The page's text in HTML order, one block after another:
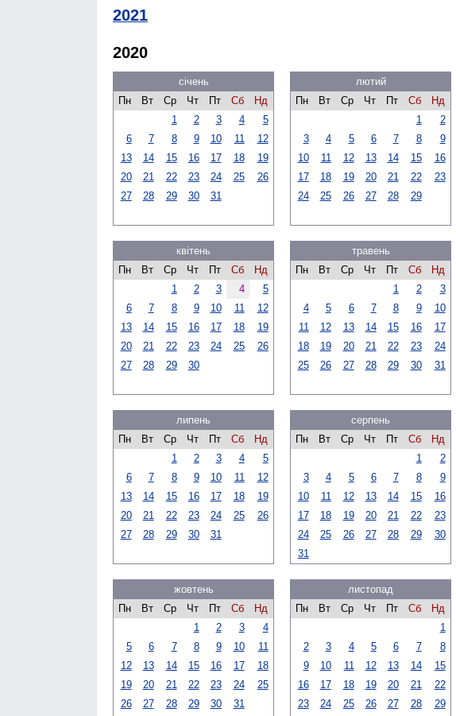
2021
2020
січень
Пн
Вт Ср Чт Пт Сб
Нд
1
2 3 4
5
6
7 8 9 10 11
12
13
14 15 16 17 18
19
20
21 22 23 24 25
26
27
28 29 30 31
лютий
Пн
Вт Ср Чт Пт Сб
Нд
1
2
3
4 5 6 7 8
9
10
11 12 13 14 15
16
17
18 19 20 21 22
23
24
25 26 27 28 29
квітень
Пн
Вт Ср Чт Пт Сб
Нд
1
2 3 4
5
6
7 8 9 10 11
12
13
14 15 16 17 18
19
20
21 22 23 24 25
26
27
28 29 30
травень
Пн
Вт Ср Чт Пт Сб
Нд
1
2
3
4
5 6 7 8 9
10
11
12 13 14 15 16
17
18
19 20 21 22 23
24
25
26 27 28 29 30 31
липень
Пн
Вт Ср Чт Пт Сб
Нд
1
2 3 4
5
6
7 8 9 10 11
12
13
14 15 16 17 18
19
20
21 22 23 24 25
26
27
28 29 30 31
серпень
Пн
Вт Ср Чт Пт Сб
Нд
1
2
3
4 5 6 7 8
9
10
11 12 13 14 15
16
17
18 19 20 21 22
23
24
25 26 27 28 29
30
31
жовтень
Пн
Вт Ср Чт Пт Сб
Нд
1
2 3
4
5
6 7 8 9 10
11
12
13 14 15 16 17
18
19
20 21 22 23 24
25
26
27 28 29 30 31
листопад
Пн
Вт Ср Чт Пт Сб
Нд
1
2
3 4 5 6 7
8
9
10 11 12 13 14
15
16
17 18 19 20 21
22
23
24 25 26 27 28 29